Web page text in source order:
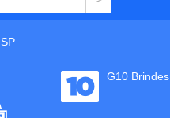
SP
G10 Brindes